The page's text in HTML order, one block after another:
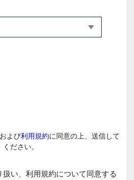
および利用規約に同意の上、送信して
ください。
扱い、利用規約について同意する